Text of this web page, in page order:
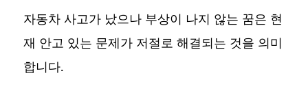
자동차 사고가 났으나 부상이 나지 않는 꿈은 현
재 안고 있는 문제가 저절로 해결되는 것을 의미
합니다.